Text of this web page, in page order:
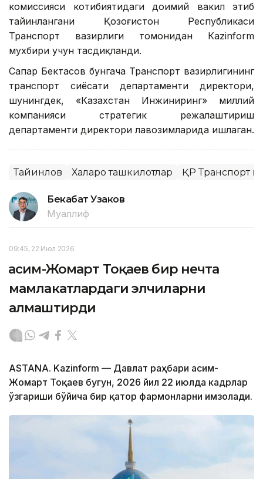
комиссияси котибиятидаги доимий вакил этиб
тайинлангани Қозоғистон Республикаси
Транспорт вазирлиги томонидан Кazinform
мухбири учун тасдиқланди.
Сапар Бектасов бунгача Транспорт вазирлигининг
транспорт сиёсати департаменти директори,
шунингдек, «Казахстан Инжиниринг» миллий
компанияси стратегик режалаштириш
департаменти директори лавозимларида ишлаган.
Тайинлов Халқаро ташкилотлар ҚР Транспорт
Бекабат Узаков
Муаллиф
09:45, 22 Июл 2026
Қасим-Жомарт Тоқаев бир нечта
мамлакатлардаги элчиларни
алмаштирди
ASTANA. Kazinform — Давлат раҳбари Қасим-
Жомарт Тоқаев бугун, 2026 йил 22 июлда кадрлар
ўзгариши бўйича бир қатор фармонларни имзолади.